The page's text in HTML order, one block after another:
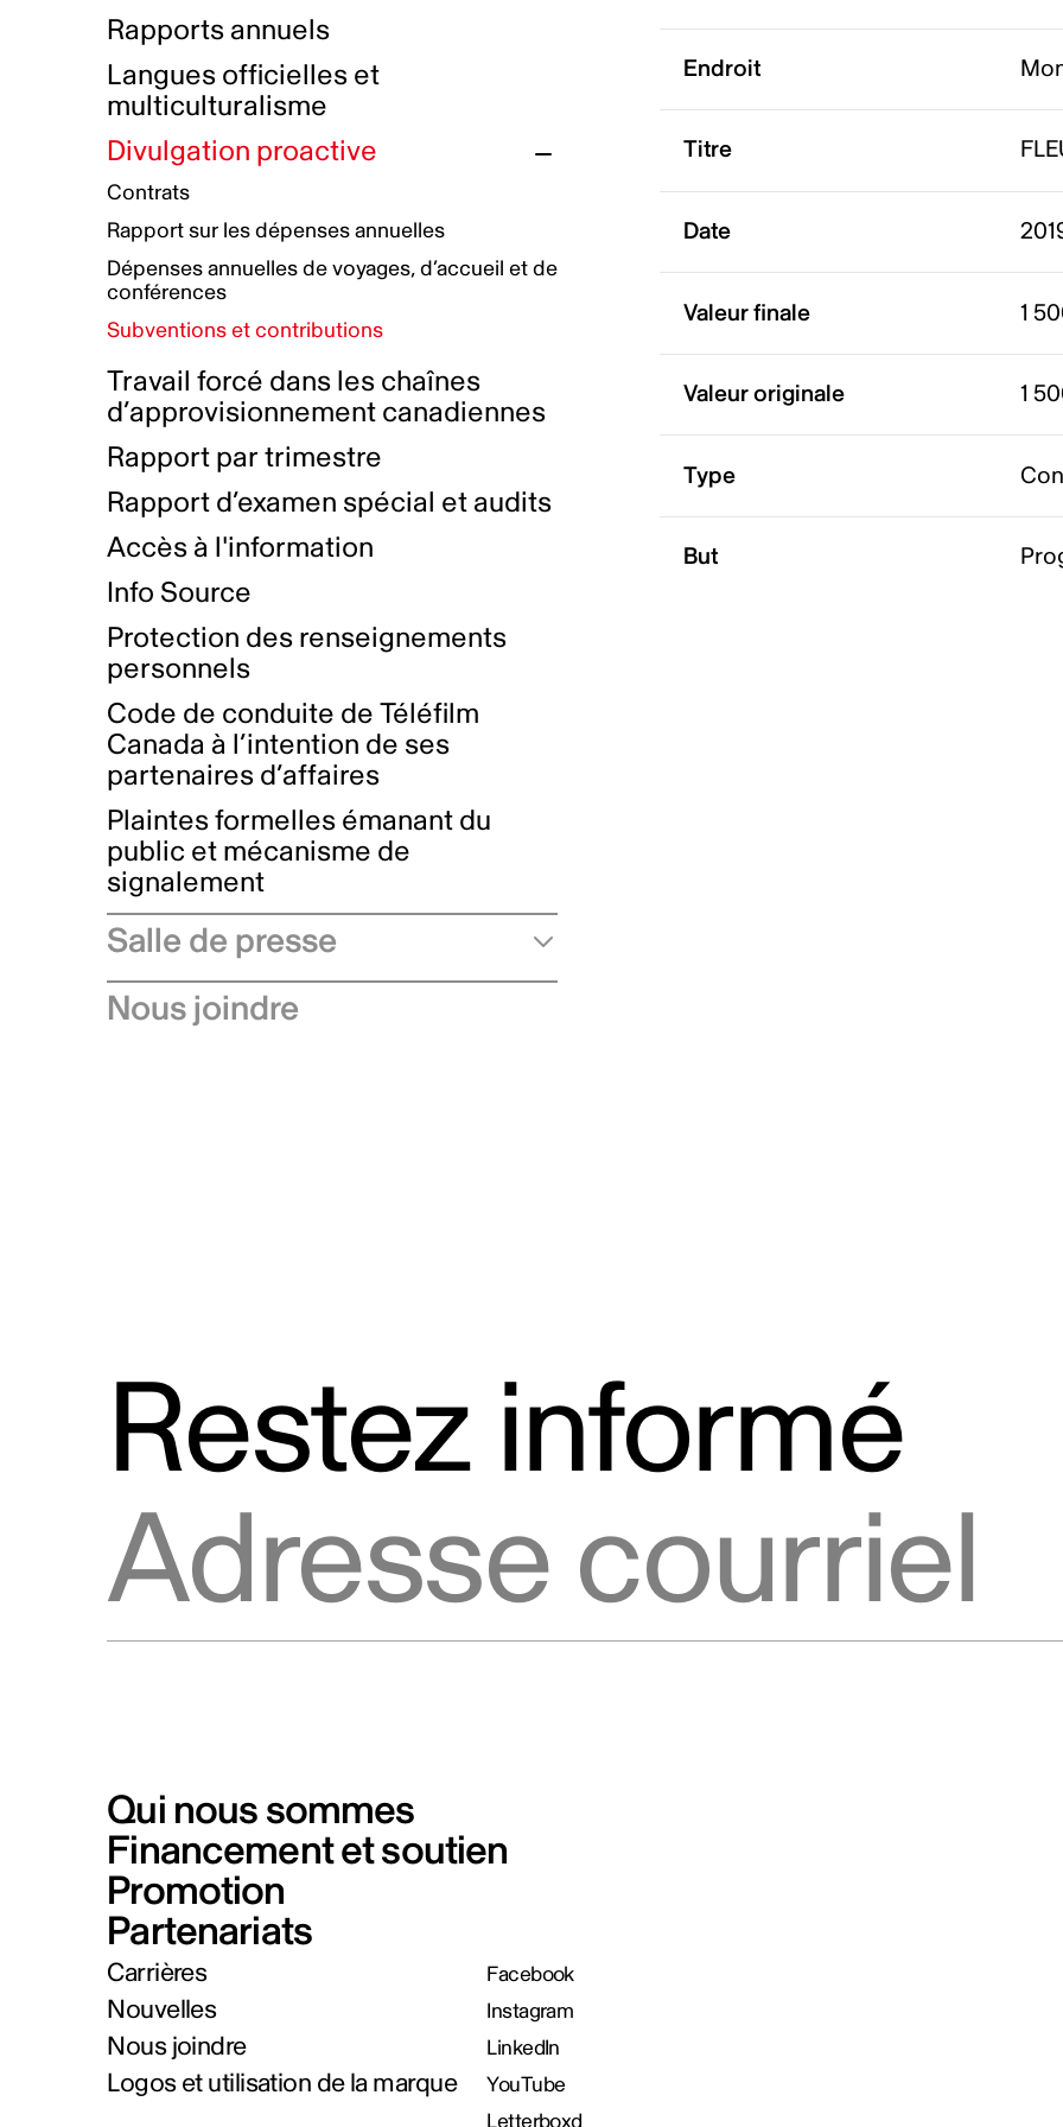
Initiatives autochtones
Plan de réconciliation autochtone
Groupe de travail autochtone
Principes directeurs sur le
harcèlement
Plan d’action pour la parité
Plan d'équité, de diversité,
d'inclusion et d'accessibilité
Boîte à outils pour le récit authentique
Collecte de données et l’auto-identification
Plan d'accessibilité
Rémunération et avantages
Prix et certifications
Nos valeurs d’entreprise
Rapports annuels
Langues officielles et
multiculturalisme
Divulgation proactive
Contrats
Rapport sur les dépenses annuelles
Dépenses annuelles de voyages, d’accueil et de
conférences
Subventions et contributions
Travail forcé dans les chaînes
d’approvisionnement canadiennes
Rapport par trimestre
Rapport d’examen spécial et audits
Accès à l'information
Info Source
Protection des renseignements
personnels
Code de conduite de Téléfilm
Canada à l’intention de ses
partenaires d’affaires
Plaintes formelles émanant du
public et mécanisme de
signalement
Salle de presse
Communiqués de presse
Nous joindre
Endroit
Titre
Date
Valeur finale 1
Valeur originale 1
Type
But
Restez informé
Qui nous sommes
Financement et soutien
Promotion
Partenariats
Carrières
Nouvelles
Nous joindre
Logos et utilisation de la marque
Facebook
Instagram
LinkedIn
YouTube
Letterboxd